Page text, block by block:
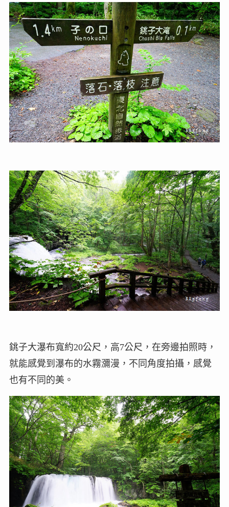
銚子大瀑布寬約20公尺，高7公尺，在旁邊拍照時，
就能感覺到瀑布的水霧瀰漫，不同角度拍攝，感覺
也有不同的美。